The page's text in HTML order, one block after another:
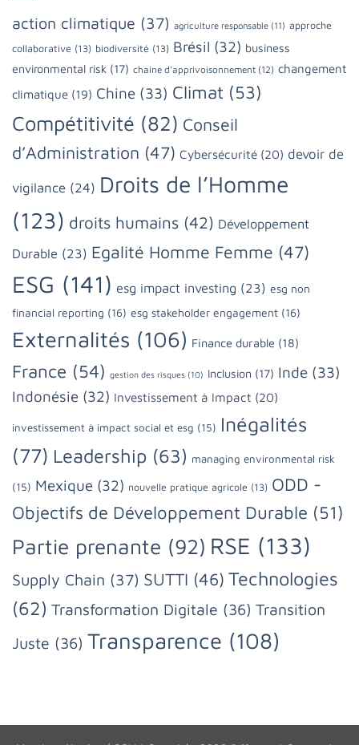
action climatique (37) agriculture responsable (11) approche
collaborative (13) biodiversité (13) Brésil (32) business
environmental risk (17) chaine d'apprivoisonnement (12) changement
climatique (19) Chine (33) Climat (53)
Compétitivité (82) Conseil
d’Administration (47) Cybersécurité (20) devoir de
vigilance (24) Droits de l’Homme
(123) droits humains (42) Développement
Durable (23) Egalité Homme Femme (47)
ESG (141) esg impact investing (23) esg non
financial reporting (16) esg stakeholder engagement (16)
Externalités (106) Finance durable (18)
France (54) gestion des risques (10) Inclusion (17) Inde (33)
Indonésie (32) Investissement à Impact (20)
investissement à impact social et esg (15) Inégalités
(77) Leadership (63) managing environmental risk
(15) Mexique (32) nouvelle pratique agricole (13) ODD -
Objectifs de Développement Durable (51)
Partie prenante (92) RSE (133)
Supply Chain (37) SUTTI (46) Technologies
(62) Transformation Digitale (36) Transition
Juste (36) Transparence (108)